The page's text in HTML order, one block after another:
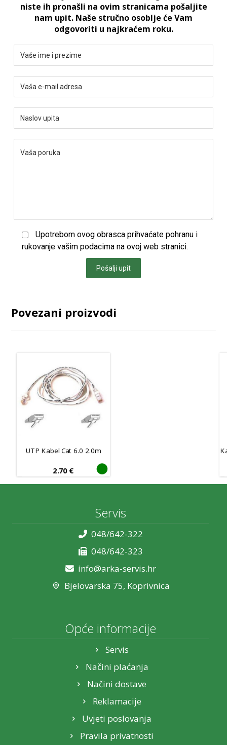
niste ih pronašli na ovim stranicama pošaljite
nam upit. Naše stručno osoblje će Vam
odgovoriti u najkraćem roku.
Upotrebom ovog obrasca prihvaćate pohranu i
rukovanje vašim podacima na ovoj web stranici.
Pošalji upit
Povezani proizvodi
UTP Kabel Cat 6.0 2.0m
2.70 €
Servis
048/642-322
048/642-323
info@arka-servis.hr
Bjelovarska 75, Koprivnica
Opće informacije
Servis
Načini plaćanja
Načini dostave
Reklamacije
Uvjeti poslovanja
Pravila privatnosti